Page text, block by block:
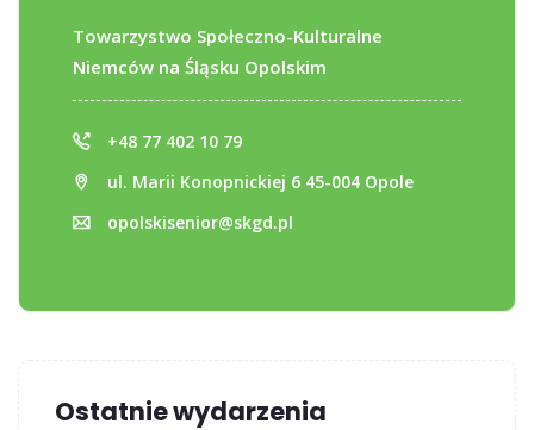
Towarzystwo Społeczno-Kulturalne
Niemców na Śląsku Opolskim
+48 77 402 10 79
ul. Marii Konopnickiej 6 45-004 Opole
opolskisenior@skgd.pl
Ostatnie wydarzenia